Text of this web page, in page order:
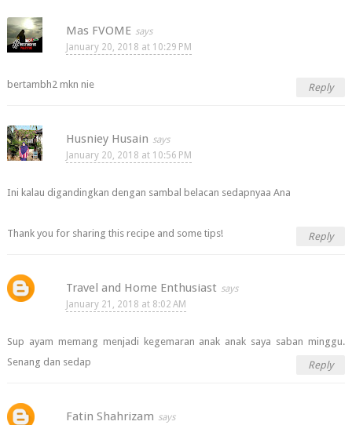
Mas FVOME
January 20, 2018 at 10:29 PM
bertambh2 mkn nie Reply
Husniey Husain
January 20, 2018 at 10:56 PM
Ini kalau digandingkan dengan sambal belacan sedapnyaa Ana
Thank you for sharing this recipe and some tips! Reply
Travel and Home Enthusiast
January 21, 2018 at 8:02 AM
Sup ayam memang menjadi kegemaran anak anak saya saban minggu.
Senang dan sedap
Reply
Fatin Shahrizam